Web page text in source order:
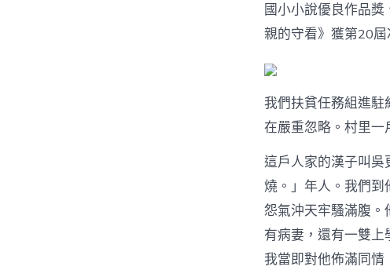
國小小說優良作品獎
親的守看》獲第20屆
我們扶貧任務組進
在嚴重忽略。村里一
這戶人家的漢子叫
燒。」年人。我們
怨氣沖天牢騷滿腹
有病妻，還有一雙上
我當即對他佈滿同情